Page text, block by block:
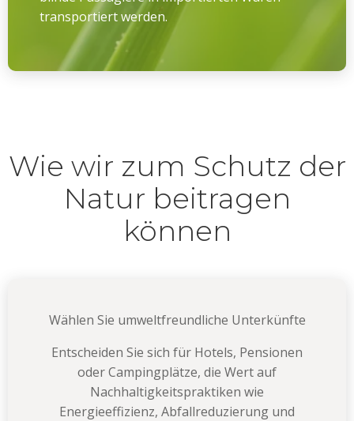
transportiert werden.
Wie wir zum Schutz der
Natur beitragen
können
Wählen Sie umweltfreundliche Unterkünfte
Entscheiden Sie sich für Hotels, Pensionen
oder Campingplätze, die Wert auf
Nachhaltigkeitspraktiken wie
Energieeffizienz, Abfallreduzierung und